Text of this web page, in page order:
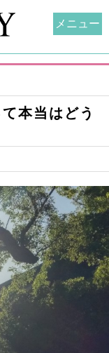
本当はどう
メニュー